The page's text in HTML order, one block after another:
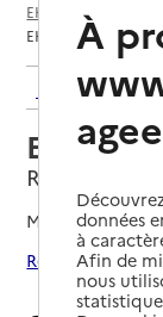
EHPAD par
EHPAD Résidence
Retour
EHPAD
Rezé,
Mis à jour le23/
Rechercher les
À
données
à
Afin de
nous